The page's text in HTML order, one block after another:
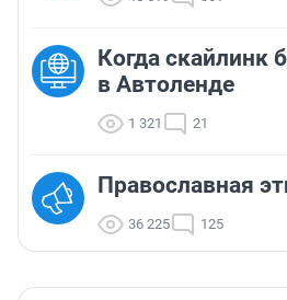
Когда скайлинк
в Автоленде
1 321 21
Православная
36 225 125